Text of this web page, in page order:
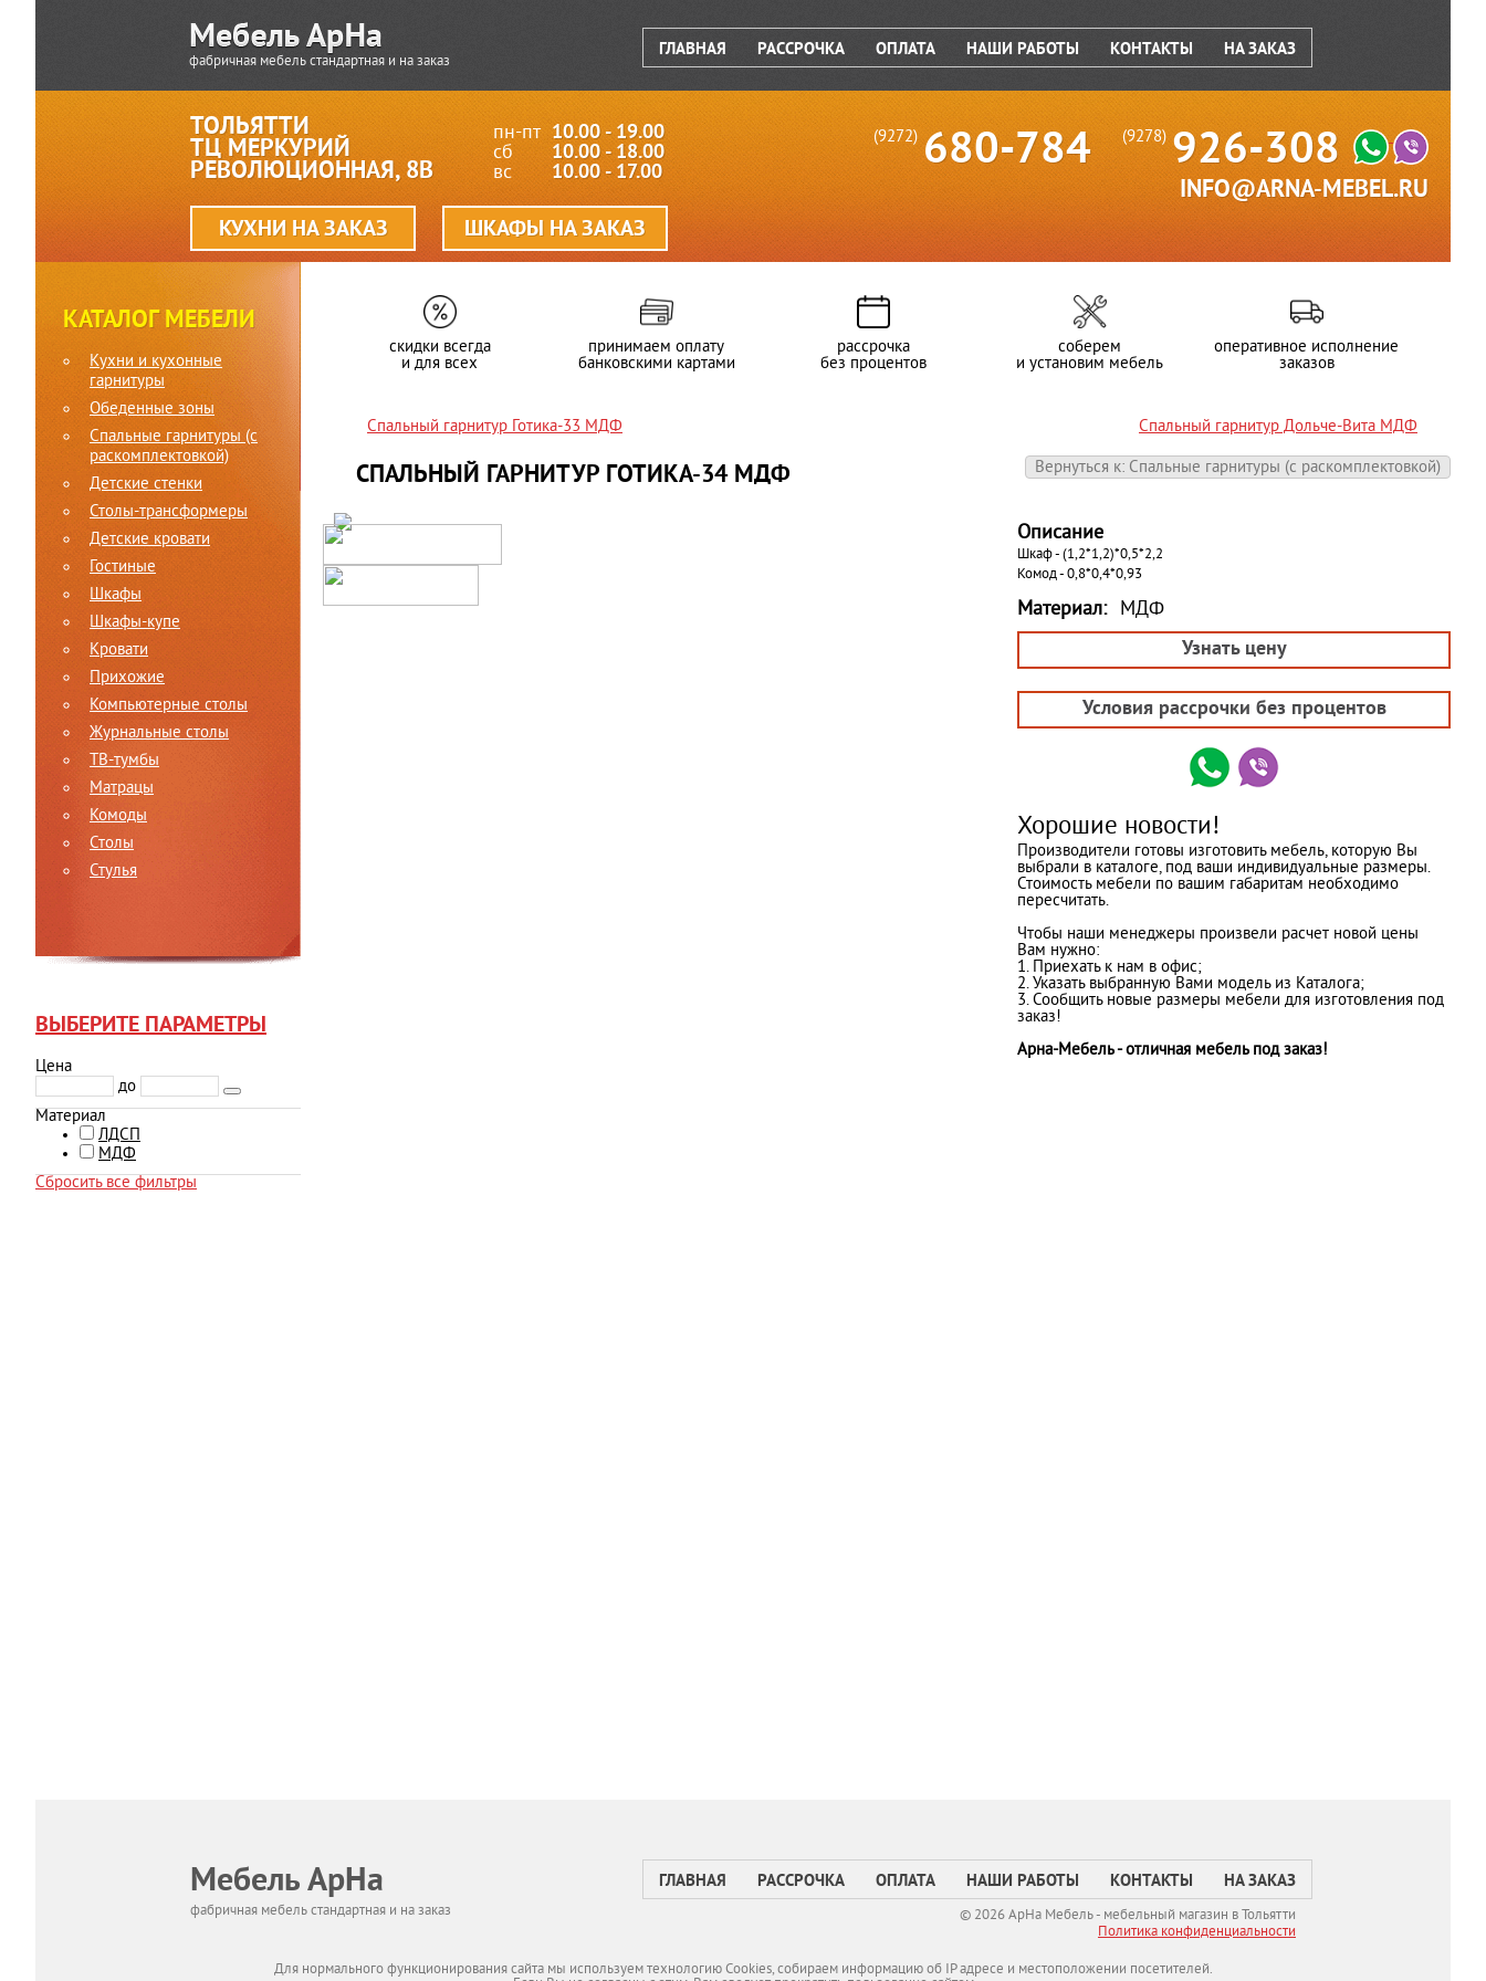
фабричная мебель стандартная и на заказ
ГЛАВНАЯ РАССРОЧКА ОПЛАТА НАШИ РАБОТЫ КОНТАКТЫ НА ЗАКАЗ
(9272) 680-784 (9278) 926-308
INFO@ARNA-MEBEL.RU
ТОЛЬЯТТИ
ТЦ МЕРКУРИЙ
РЕВОЛЮЦИОННАЯ, 8В
пн-пт 10.00 - 19.00
сб 10.00 - 18.00
вс 10.00 - 17.00
КУХНИ НА ЗАКАЗ ШКАФЫ НА ЗАКАЗ
КАТАЛОГ МЕБЕЛИ
Кухни и кухонные
гарнитуры
Обеденные зоны
Спальные гарнитуры (c
раскомплектовкой)
Детские стенки
Столы-трансформеры
Детские кровати
Гостиные
Шкафы
Шкафы-купе
Кровати
Прихожие
Компьютерные столы
Журнальные столы
ТВ-тумбы
Матрацы
Комоды
Столы
Стулья
ВЫБЕРИТЕ ПАРАМЕТРЫ
Цена
до
Материал
ЛДСП
МДФ
Сбросить все фильтры
скидки всегда
и для всех
принимаем оплату
банковскими картами
рассрочка
без процентов
соберем
и установим мебель
оперативное исполнение
заказов
Спальный гарнитур Готика-33 МДФ
Спальный гарнитур Дольче-Вита МДФ
Вернуться к: Спальные гарнитуры (c раскомплектовкой)
СПАЛЬНЫЙ ГАРНИТУР ГОТИКА-34 МДФ
Описание
Шкаф - (1,2*1,2)*0,5*2,2
Комод - 0,8*0,4*0,93
Материал: МДФ
Узнать цену
Условия рассрочки без процентов
Хорошие новости!
Производители готовы изготовить мебель, которую Вы
выбрали в каталоге, под ваши индивидуальные размеры.
Стоимость мебели по вашим габаритам необходимо
пересчитать.
Чтобы наши менеджеры произвели расчет новой цены
Вам нужно:
1. Приехать к нам в офис;
2. Указать выбранную Вами модель из Каталога;
3. Сообщить новые размеры мебели для изготовления под
заказ!
Арна-Мебель - отличная мебель под заказ!
Мебель АрНа
фабричная мебель стандартная и на заказ
ГЛАВНАЯ РАССРОЧКА ОПЛАТА НАШИ РАБОТЫ КОНТАКТЫ НА ЗАКАЗ
© 2026 АрНа Мебель - мебельный магазин в Тольятти
Политикa конфиденциальности
Для нормального функционирования сайта мы используем технологию Cookies, собираем информацию об IP адресе и местоположении посетителей.